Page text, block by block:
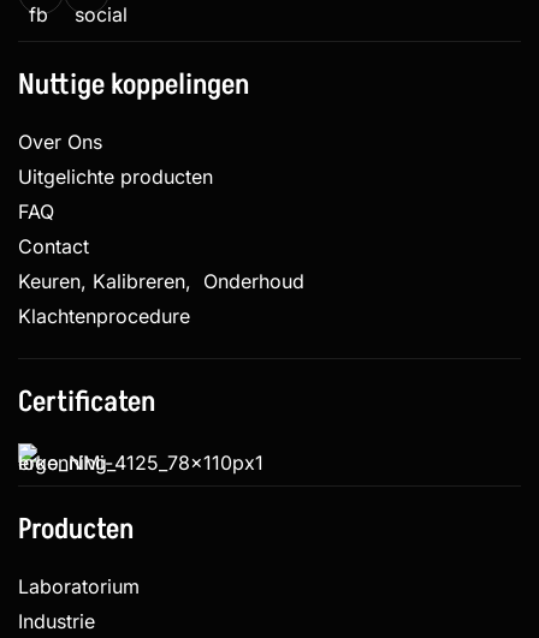
Nuttige koppelingen
Over Ons
Uitgelichte producten
FAQ
Contact
Keuren, Kalibreren, Onderhoud
Klachtenprocedure
Certificaten
Producten
Laboratorium
Industrie